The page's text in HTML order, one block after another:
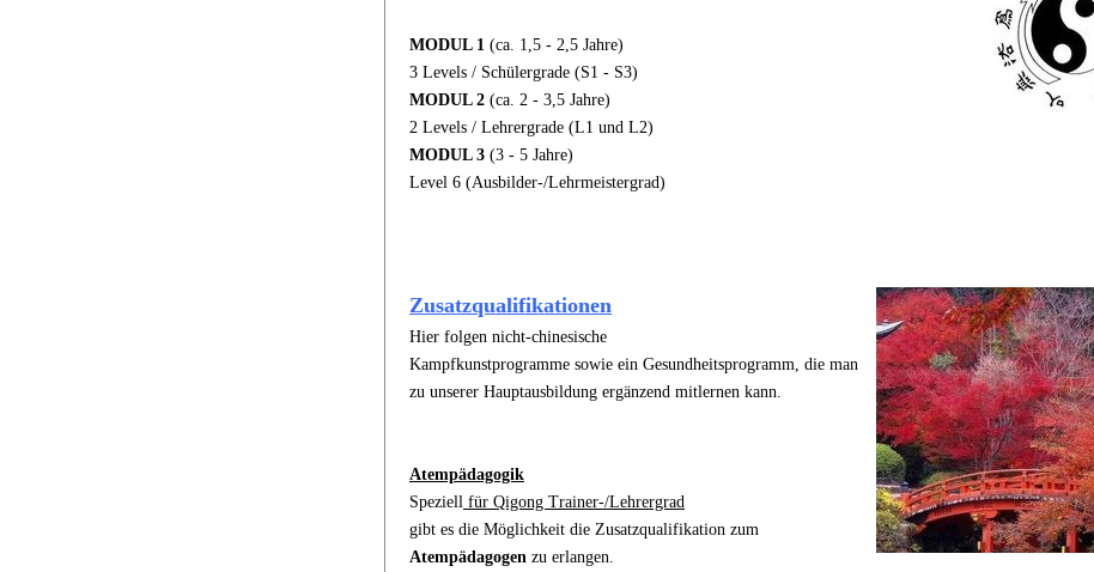
MODUL 1 (ca. 1,5 - 2,5 Jahre)
3 Levels / Schülergrade (S1 - S3)
MODUL 2 (ca. 2 - 3,5 Jahre)
2 Levels / Lehrergrade (L1 und L2)
MODUL 3 (3 - 5 Jahre)
Level 6 (Ausbilder-/Lehrmeistergrad)
Zusatzqualifikationen
Hier folgen nicht-chinesische
Kampfkunstprogramme sowie ein Gesundheitsprogramm, die man
zu unserer Hauptausbildung ergänzend mitlernen kann.
Atempädagogik
Speziell für Qigong Trainer-/Lehrergrad
gibt es die Möglichkeit die Zusatzqualifikation zum
Atempädagogen zu erlangen.